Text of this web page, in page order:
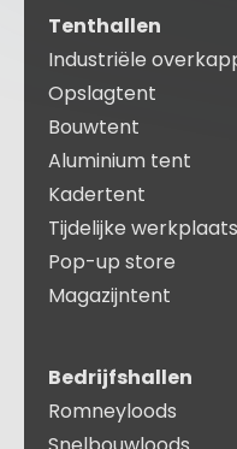
Tenthallen
Industriële
Opslagtent
Bouwtent
Aluminium tent
Kadertent
Tijdelijke werkplaats
Pop-up store
Magazijntent
Bedrijfshallen
Romneyloods